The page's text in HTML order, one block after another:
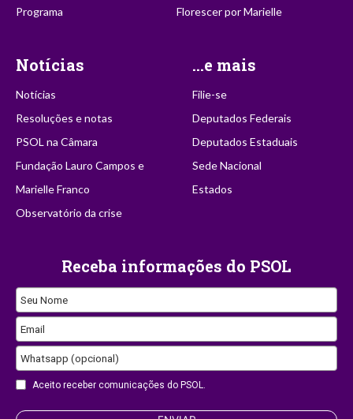
Programa
Florescer por Marielle
Notícias
Notícias
Resoluções e notas
PSOL na Câmara
Fundação Lauro Campos e
Marielle Franco
Observatório da crise
...e mais
Filie-se
Deputados Federais
Deputados Estaduais
Sede Nacional
Estados
Receba informações do PSOL
Email
Seu Nome
Email
Whatsapp (opcional)
Aceito receber comunicações do PSOL.